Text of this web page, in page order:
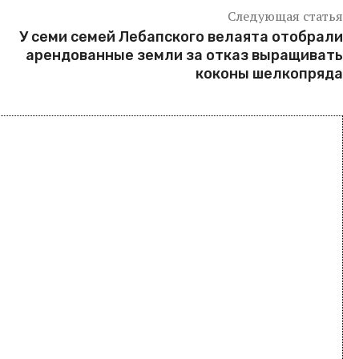
Следующая статья
У семи семей Лебапского велаята отобрали
арендованные земли за отказ выращивать
коконы шелкопряда